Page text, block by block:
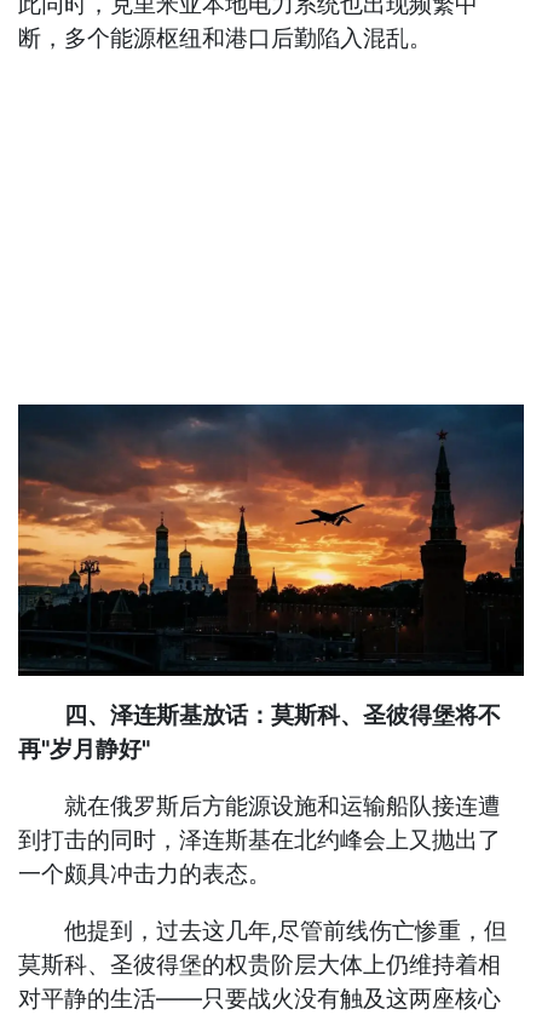
断，多个能源枢纽和港口后勤陷入混乱。
四、泽连斯基放话：莫斯科、圣彼得堡将不
再"岁月静好"
就在俄罗斯后方能源设施和运输船队接连遭
到打击的同时，泽连斯基在北约峰会上又抛出了
一个颇具冲击力的表态。
他提到，过去这几年,尽管前线伤亡惨重，但
莫斯科、圣彼得堡的权贵阶层大体上仍维持着相
对平静的生活——只要战火没有触及这两座核心